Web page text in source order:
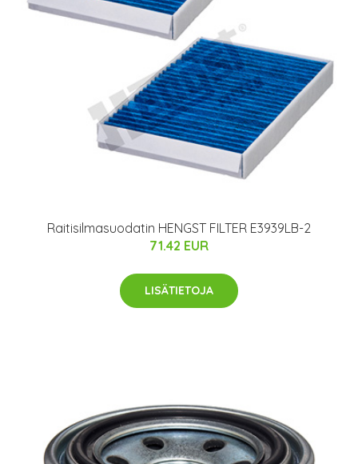
Raitisilmasuodatin HENGST FILTER E3939LB-2
71.42 EUR
LISÄTIETOJA